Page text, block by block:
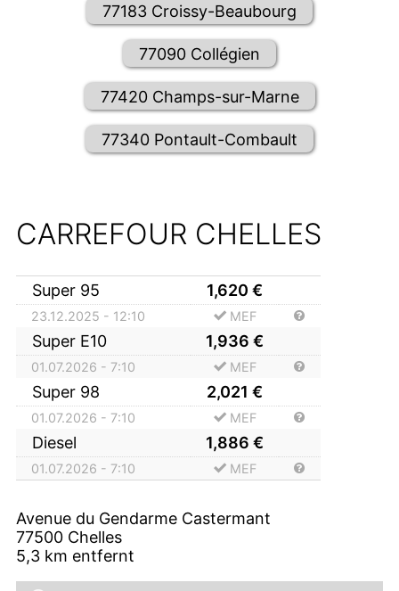
77183 Croissy-Beaubourg
77090 Collégien
77420 Champs-sur-Marne
77340 Pontault-Combault
CARREFOUR CHELLES
Super 95 1,620 €
23.12.2025 - 12:10 MEF
Super E10 1,936 €
01.07.2026 - 7:10 MEF
Super 98 2,021 €
01.07.2026 - 7:10 MEF
Diesel 1,886 €
01.07.2026 - 7:10 MEF
Avenue du Gendarme Castermant
77500 Chelles
5,3 km entfernt